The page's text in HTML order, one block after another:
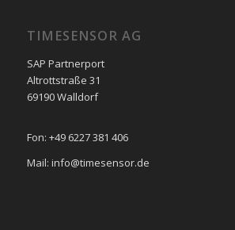
TIMESENSOR AG
SAP Partnerport
Altrottstraße 31
69190 Walldorf
Fon: +49 6227 381 406
Mail: info@timesensor.de